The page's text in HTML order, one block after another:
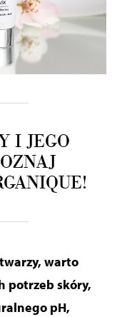
I JEGO
warto
potrzeb skóry,
pH,